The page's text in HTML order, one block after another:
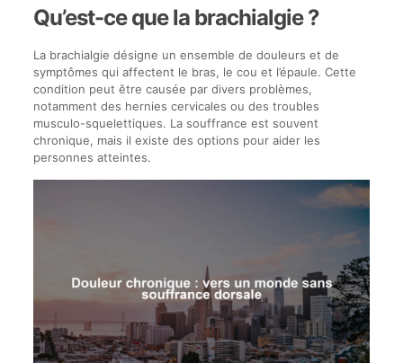
Qu’est-ce que la brachialgie ?
La brachialgie désigne un ensemble de douleurs et de
symptômes qui affectent le bras, le cou et l’épaule. Cette
condition peut être causée par divers problèmes,
notamment des hernies cervicales ou des troubles
musculo-squelettiques. La souffrance est souvent
chronique, mais il existe des options pour aider les
personnes atteintes.